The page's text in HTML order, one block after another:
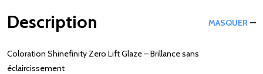
Description MASQUER
Coloration Shinefinity Zero Lift Glaze – Brillance sans
éclaircissement